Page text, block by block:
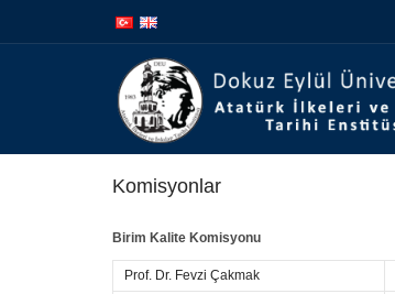
Komisyonlar
Birim Kalite Komisyonu
Prof. Dr. Fevzi Çakmak